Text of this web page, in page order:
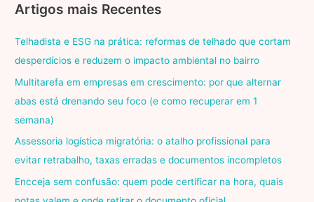
Artigos mais Recentes
Telhadista e ESG na prática: reformas de telhado que cortam
desperdícios e reduzem o impacto ambiental no bairro
Multitarefa em empresas em crescimento: por que alternar
abas está drenando seu foco (e como recuperar em 1
semana)
Assessoria logística migratória: o atalho profissional para
evitar retrabalho, taxas erradas e documentos incompletos
Encceja sem confusão: quem pode certificar na hora, quais